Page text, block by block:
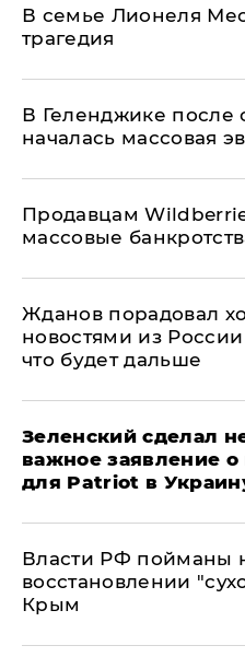
В семье Лионеля
трагедия
В Геленджике после
началась массовая
Продавцам
массовые
Жданов порадовал
новостями из
что будет дальше
Зеленский сделал
важное заявление о
для Patriot в
Власти РФ пойманы
восстановлении
Крым